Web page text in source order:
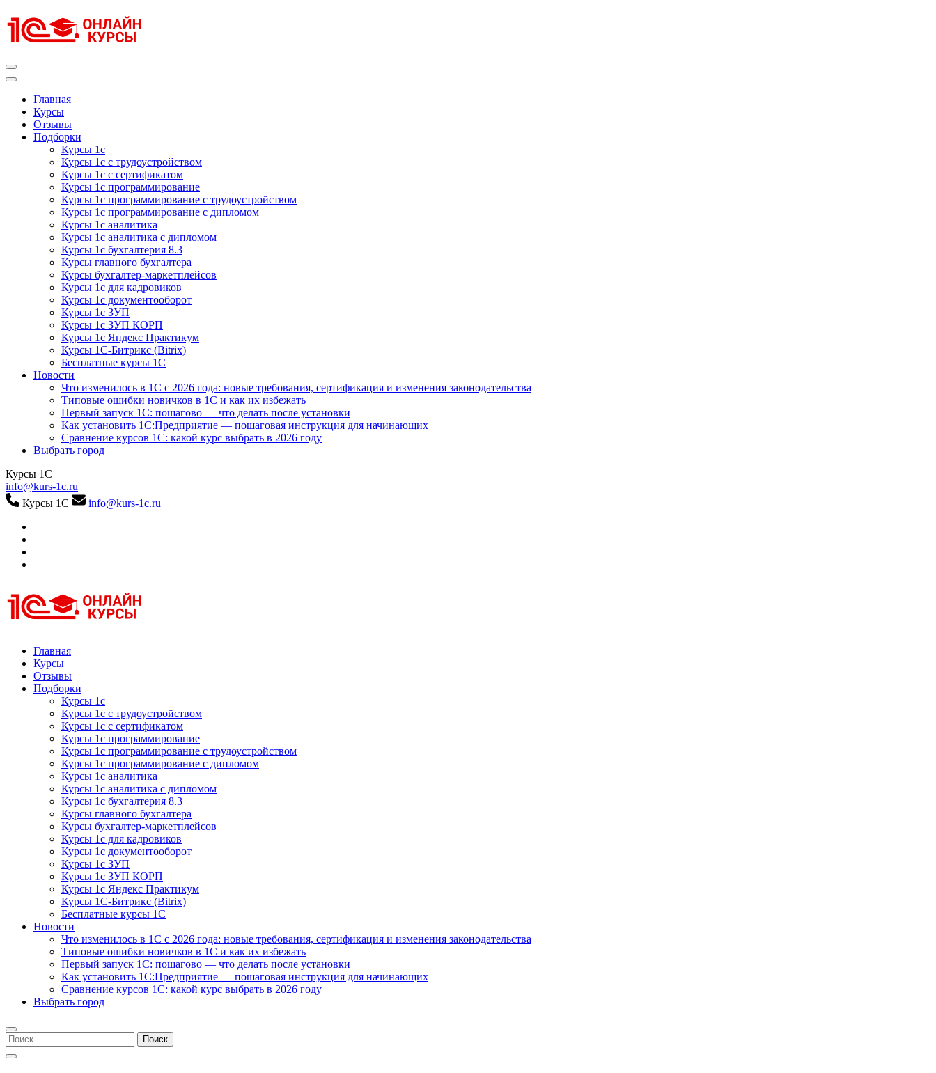
к
содержимому
Главная
Курсы
Отзывы
Подборки
Курсы 1с
Курсы 1с с трудоустройством
Курсы 1с с сертификатом
Курсы 1с программирование
Курсы 1с программирование с трудоустройством
Курсы 1с программирование с дипломом
Курсы 1с аналитика
Курсы 1с аналитика с дипломом
Курсы 1с бухгалтерия 8.3
Курсы главного бухгалтера
Курсы бухгалтер-маркетплейсов
Курсы 1с для кадровиков
Курсы 1с документооборот
Курсы 1с ЗУП
Курсы 1с ЗУП КОРП
Курсы 1с Яндекс Практикум
Курсы 1С-Битрикс (Bitrix)
Бесплатные курсы 1С
Новости
Что изменилось в 1С с 2026 года: новые требования, сертификация и изменения законодательства
Типовые ошибки новичков в 1С и как их избежать
Первый запуск 1С: пошагово — что делать после установки
Как установить 1С:Предприятие — пошаговая инструкция для начинающих
Сравнение курсов 1С: какой курс выбрать в 2026 году
Выбрать город
Курсы 1С
info@kurs-1c.ru
Курсы 1С
info@kurs-1c.ru
Курсы 1С
Курсы 1С официальная сертификация
Главная
Курсы
Отзывы
Подборки
Курсы 1с
Курсы 1с с трудоустройством
Курсы 1с с сертификатом
Курсы 1с программирование
Курсы 1с программирование с трудоустройством
Курсы 1с программирование с дипломом
Курсы 1с аналитика
Курсы 1с аналитика с дипломом
Курсы 1с бухгалтерия 8.3
Курсы главного бухгалтера
Курсы бухгалтер-маркетплейсов
Курсы 1с для кадровиков
Курсы 1с документооборот
Курсы 1с ЗУП
Курсы 1с ЗУП КОРП
Курсы 1с Яндекс Практикум
Курсы 1С-Битрикс (Bitrix)
Бесплатные курсы 1С
Новости
Что изменилось в 1С с 2026 года: новые требования, сертификация и изменения законодательства
Типовые ошибки новичков в 1С и как их избежать
Первый запуск 1С: пошагово — что делать после установки
Как установить 1С:Предприятие — пошаговая инструкция для начинающих
Сравнение курсов 1С: какой курс выбрать в 2026 году
Выбрать город
Найти: